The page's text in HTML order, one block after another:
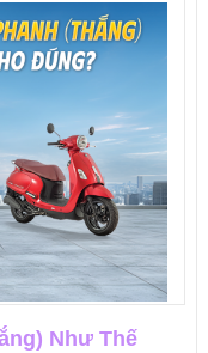
Như Thế